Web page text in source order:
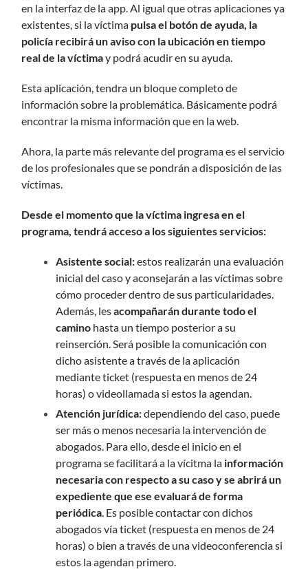
en la interfaz de la app. Al igual que otras aplicaciones ya
existentes, si la víctima pulsa el botón de ayuda, la
policía recibirá un aviso con la ubicación en tiempo
real de la víctimay podrá acudir en su ayuda.
Esta aplicación, tendra un bloque completo de
información sobre la problemática. Básicamente podrá
encontrar la misma información que en la web.
Ahora, la parte más relevante del programa es el servicio
de los profesionales que se pondrán a disposición de las
víctimas.
Desde el momento que la víctima ingresa en el
programa, tendrá acceso a los siguientes servicios:
Asistente social:estos realizarán una evaluación
inicial del caso y aconsejarán a las víctimas sobre
cómo proceder dentro de sus particularidades.
Además, lesacompañarán durante todo el
camino hasta un tiempo posterior a su
reinserción. Será posible la comunicación con
dicho asistente a través de la aplicación
mediante ticket (respuesta en menos de 24
horas) o videollamada si estos la agendan.
Atención jurídica:dependiendo del caso, puede
ser más o menos necesaria la intervención de
abogados. Para ello, desde el inicio en el
programa se facilitará a la vícitma la información
necesaria con respecto a su caso y se abrirá un
expediente que ese evaluará de forma
periódica . Es posible contactar con dichos
abogados vía ticket (respuesta en menos de 24
horas) o bien a través de una videoconferencia si
estos la agendan primero.